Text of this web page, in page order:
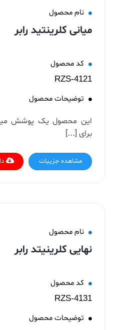
نام محصول
میانی کلرینتید رابر
کد محصول
RZS-4121
توضیحات محصول
این محصول یک پوشش
برای [...]
مشاهده جزییات
نام محصول
نهایی کلرینیتد رابر
کد محصول
RZS-4131
توضیحات محصول